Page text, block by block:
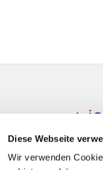
Diese Webseite
Wir verwenden